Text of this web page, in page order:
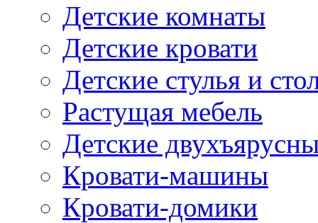
Детские комнаты
Детские кровати
Детские стулья и
Растущая мебель
Детские
Кровати-машины
Кровати-домики